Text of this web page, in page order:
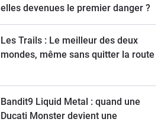
elles devenues le premier danger ?
Les Trails : Le meilleur des deux
mondes, même sans quitter la route
Bandit9 Liquid Metal : quand une
Ducati Monster devient une